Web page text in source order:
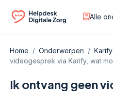
Ga naar de homepagina
Alle
Home / Onderwerpen / Karify
videogesprek via Karify, wat
Ik ontvang geen